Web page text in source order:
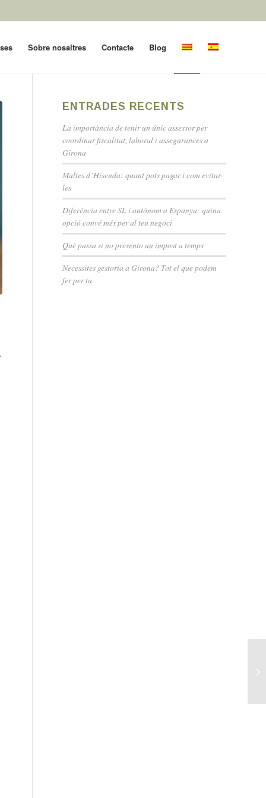
Sobre nosaltres Contacte Blog
ENTRADES RECENTS
La importància de tenir un únic assessor per
coordinar fiscalitat, laboral i assegurances a
Girona
Multes d’Hisenda: quant pots pagar i com evitar-
les
Diferència entre SL i autònom a Espanya: quina
opció convé més per al teu negoci
Què passa si no presento un impost a temps
Necessites gestoria a Girona? Tot el que podem
fer per tu